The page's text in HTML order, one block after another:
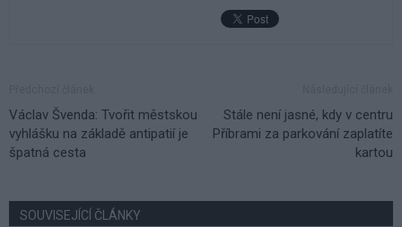
Václav Švenda: Tvořit městskou
vyhlášku na základě antipatií je
špatná cesta
Stále není jasné, kdy v centru
Příbrami za parkování zaplatíte
kartou
SOUVISEJÍCÍ ČLÁNKY